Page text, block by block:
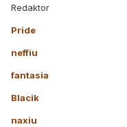
Redaktor
Pride
neffiu
fantasia
Blacik
naxiu